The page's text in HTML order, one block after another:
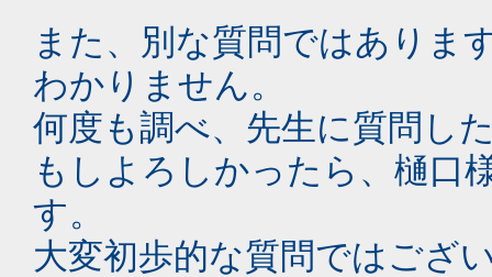
また、別な質問ではありま
わかりません。
何度も調べ、先生に質問し
もしよろしかったら、樋口
す。
大変初歩的な質問ではござ